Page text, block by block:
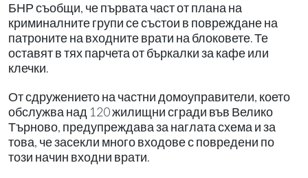
БНР съобщи, че първата част от плана на
криминалните групи се състои в повреждане на
патроните на входните врати на блоковете. Те
оставят в тях парчета от бъркалки за кафе или
клечки.
От сдружението на частни домоуправители, което
обслужва над 120 жилищни сгради във Велико
Търново, предупреждава за наглата схема и за
това, че засекли много входове с повредени по
този начин входни врати.